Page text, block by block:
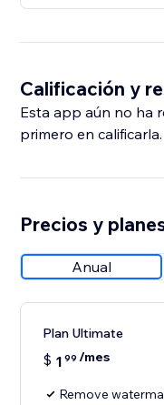
Calificación y
Esta app aún no ha
primero en calificarla.
Precios y
Anual
Plan Ultimate
$ 1 99 /mes
Remove